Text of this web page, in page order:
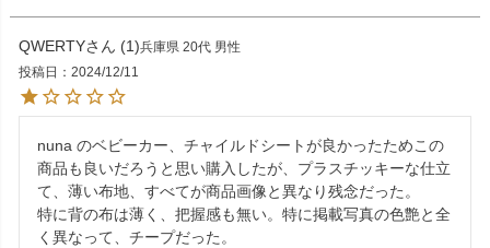
QWERTY 1 兵庫県 20代 男性
投稿日
2024/12/11
nuna のベビーカー、チャイルドシートが良かったためこの
商品も良いだろうと思い購入したが、プラスチッキーな仕立
て、薄い布地、すべてが商品画像と異なり残念だった。
特に背の布は薄く、把握感も無い。特に掲載写真の色艶と全
く異なって、チープだった。